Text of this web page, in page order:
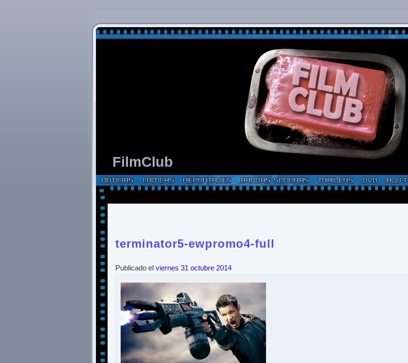
FilmClub
terminator5-ewpromo4-full
Publicado el viernes 31 octubre 2014